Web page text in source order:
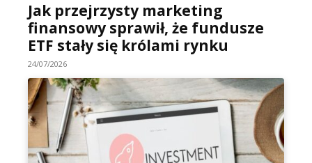
Jak przejrzysty marketing
finansowy sprawił, że fundusze
ETF stały się królami rynku
24/07/2026